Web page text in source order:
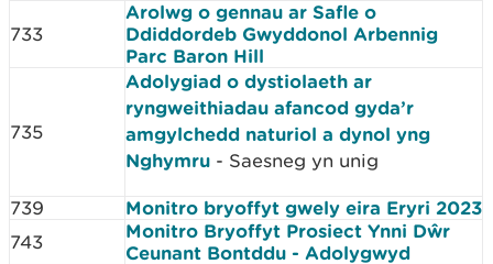
733
Arolwg o gennau ar Safle o
Ddiddordeb Gwyddonol Arbennig
Parc Baron Hill
735
Adolygiad o dystiolaeth ar
ryngweithiadau afancod gyda’r
amgylchedd naturiol a dynol yng
Nghymru - Saesneg yn unig
739 Monitro bryoffyt gwely eira Eryri 2023
743
Monitro Bryoffyt Prosiect Ynni Dŵr
Ceunant Bontddu - Adolygwyd